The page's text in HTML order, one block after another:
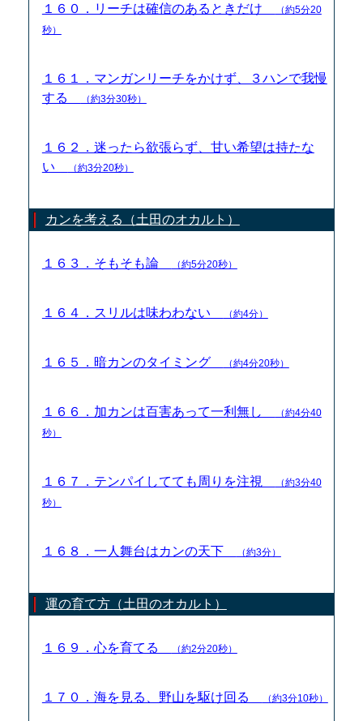
１６０．リーチは確信のあるときだけ
（約5分20
秒）
１６１．マンガンリーチをかけず、３ハンで我慢
する
（約3分30秒）
１６２．迷ったら欲張らず、甘い希望は持たな
い
（約3分20秒）
カンを考える（土田のオカルト）
１６３．そもそも論 （約5分20秒）
１６４．スリルは味わわない （約4分）
１６５．暗カンのタイミング （約4分20秒）
１６６．加カンは百害あって一利無し
（約4分40
秒）
１６７．テンパイしてても周りを注視
（約3分40
秒）
１６８．一人舞台はカンの天下 （約3分）
運の育て方（土田のオカルト）
１６９．心を育てる （約2分20秒）
１７０．海を見る、野山を駆け回る （約3分10秒）